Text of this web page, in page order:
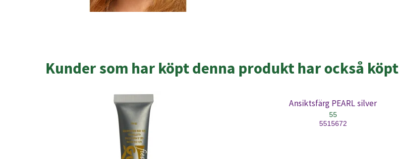
Kunder som har köpt denna produkt har också köpt
Ansiktsfärg PEARL silver
55
5515672